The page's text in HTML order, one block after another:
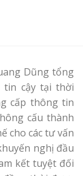
Dũng tổng
tin cậy tại thời
cấp thông tin
cấu thành
cho các tư vấn
nghị đầu
kết tuyệt đối